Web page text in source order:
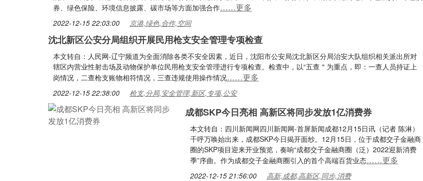
券、绿色保险、环境信息披露、碳市场等方面加强合作……更多
2022-12-15 22:03:00 京港,绿色,合作,空间
沈北新区公安分局组织开展民用枪支安全管理专项检查
本文转自：人民网-辽宁频道为全面消除各类不安全因素，近日，沈阳市公安局沈北新区分局治安大队组织相关派出所对
辖区内营业性射击场及动物保护单位民用枪支安全管理进行专项检查。检查中，以“五查＂为重点，即：一查人员持证上
岗情况，二查枪支账物相符情况，三查违规使用操作情况……更多
2022-12-15 22:38:00 枪支,分局,安全管理,新区,专项,公安
成都SKP今日亮相 高新区将同步发放1亿消费券
本文转自：四川新闻网四川新闻网-首屏新闻成都12月15日讯（记者 陈淋）
千呼万唤始出来，成都SKP今日揭开面纱。12月15日，位于成都交子金融商
圈的SKP项目迎来开业预览，奏响“成都交子金融商圈（泛）2022迎新消费
季”序曲。作为成都交子金融商圈引入的首个高端百货业态……更多
2022-12-15 21:56:00 高新,成都,高新区,同步,消费